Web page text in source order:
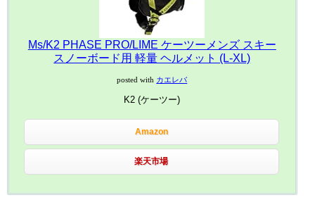
Ms/K2 PHASE PRO/LIME ケーツーメンズ スキー
スノーボード用 軽量 ヘルメット (L-XL)
posted with カエレバ
K2 (ケーツー)
Amazon
楽天市場